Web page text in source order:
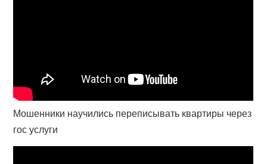
Мошенники научились переписывать квартиры через
гос услуги